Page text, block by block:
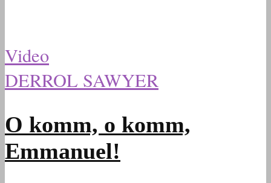
Video
DERROL SAWYER
O komm, o komm,
Emmanuel!